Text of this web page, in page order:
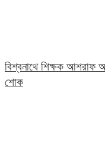
বিশ্বনাথে শিক্ষক আশরাফ
শোক